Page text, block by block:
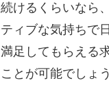
けるくらいなら
ィブな気持ちで
足してもらえる
とが可能でしょう